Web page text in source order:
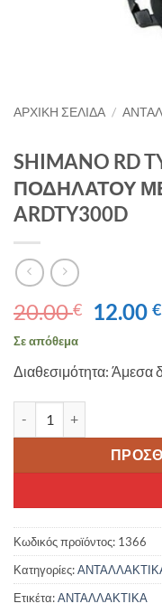
ΑΡΧΙΚΉ ΣΕΛΊΔΑ /
SHIMANO RD
ΠΟΔΗΛΑΤΟΥ
ARDTY300D
20.00€
Original
20.00
12.00€Η
Σε απόθεμα
Διαθεσιμότητα: Άμεσα
Κωδικός προϊόντος: 1366
Κατηγορίες:
Ετικέτα:ΑΝΤΑΛΛΑΚΤΙΚΑ